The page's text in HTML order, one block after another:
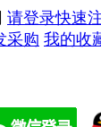
请登录快速
采购 我的收